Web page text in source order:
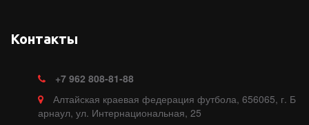
Контакты
+7 962 808-81-88
Алтайская краевая федерация футбола, 656065, г. Б
арнаул, ул. Интернациональная, 25